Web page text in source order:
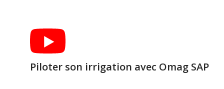
Piloter son irrigation avec Omag SAP